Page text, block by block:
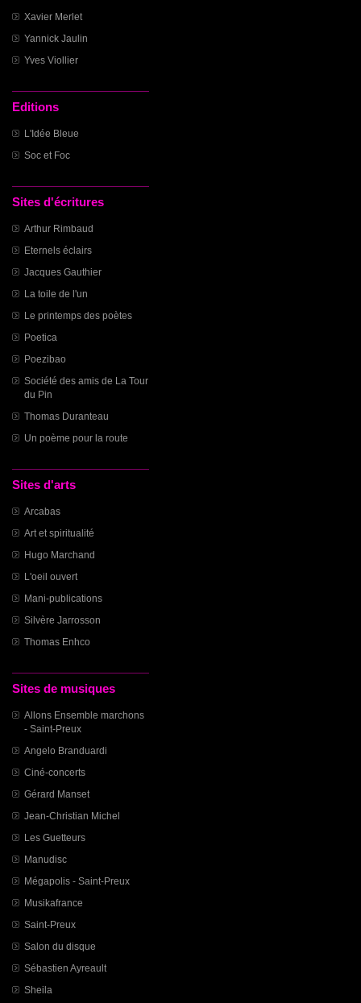
Xavier Merlet
Yannick Jaulin
Yves Viollier
Editions
L'Idée Bleue
Soc et Foc
Sites d'écritures
Arthur Rimbaud
Eternels éclairs
Jacques Gauthier
La toile de l'un
Le printemps des poètes
Poetica
Poezibao
Société des amis de La Tour
du Pin
Thomas Duranteau
Un poème pour la route
Sites d'arts
Arcabas
Art et spiritualité
Hugo Marchand
L'oeil ouvert
Mani-publications
Silvère Jarrosson
Thomas Enhco
Sites de musiques
Allons Ensemble marchons
- Saint-Preux
Angelo Branduardi
Ciné-concerts
Gérard Manset
Jean-Christian Michel
Les Guetteurs
Manudisc
Mégapolis - Saint-Preux
Musikafrance
Saint-Preux
Salon du disque
Sébastien Ayreault
Sheila